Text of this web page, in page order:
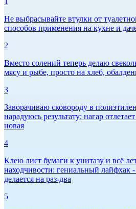
Не выбрасывайте втулки от
способов применения на кухне и
2
Вместо солений теперь делаю
мясу и рыбе, просто на хлеб,
3
Заворачиваю сковороду в
нарадуюсь результату: нагар
новая
4
Клею лист бумаги к унитазу и всё
находчивости: гениальный лайфхак -
делается на раз-два
5